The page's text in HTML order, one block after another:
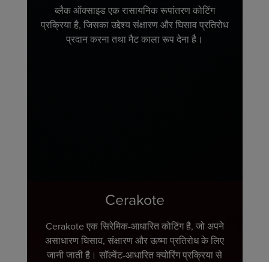
ब्लैक ऑक्साइड एक रासायनिक रूपांतरण कोटिंग
प्रक्रिया है, जिसका उद्देश्य संक्षारण और घिसाव प्रतिरोध
प्रदान करना तथा मैट काला रूप देना है।
Cerakote
Cerakote एक सिरेमिक-आधारित कोटिंग है, जो अपने
असाधारण घिसाव, संक्षारण और ऊष्मा प्रतिरोध के लिए
जानी जाती है। सॉल्वेंट-आधारित क्योरिंग प्रक्रिया से